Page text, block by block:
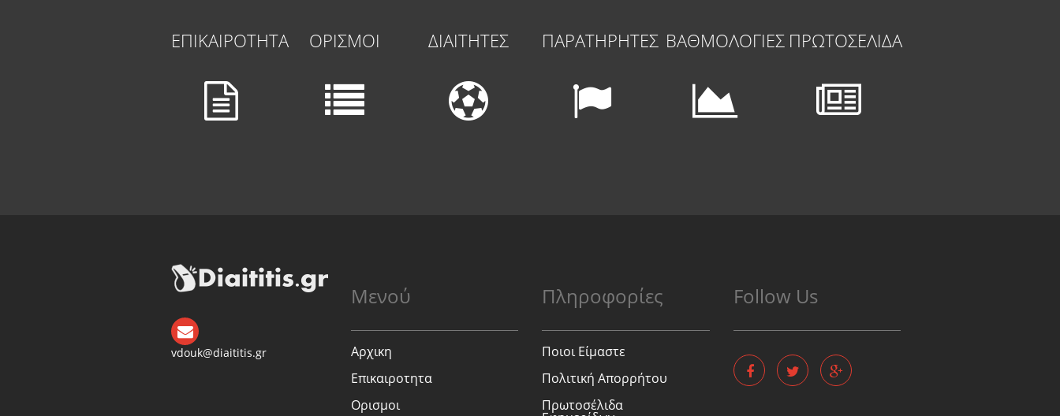
ΕΠΙΚΑΙΡΟΤΗΤΑ ΟΡΙΣΜΟΙ ΔΙΑΙΤΗΤΕΣ ΠΑΡΑΤΗΡΗΤΕΣ ΒΑΘΜΟΛΟΓΙΕΣ ΠΡΩΤΟΣΕΛΙΔΑ
vdouk@diaititis.gr
Μενού
Αρχικη
Επικαιροτητα
Ορισμοι
Πληροφορίες
Ποιοι Είμαστε
Πολιτική Απορρήτου
Πρωτοσέλιδα
Follow Us